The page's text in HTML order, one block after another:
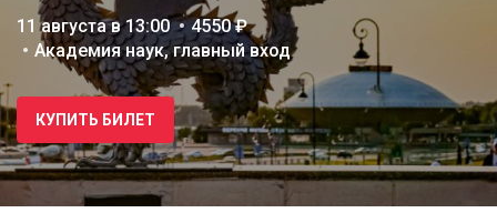
11 августа в 13:00
4550 ₽
Академия наук, главный вход
КУПИТЬ БИЛЕТ